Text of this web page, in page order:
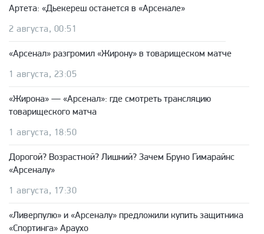
Артета: «Дьекереш останется в «Арсенале»
2 августа, 00:51
«Арсенал» разгромил «Жирону» в товарищеском матче
1 августа, 23:05
«Жирона» — «Арсенал»: где смотреть трансляцию
товарищеского матча
1 августа, 18:50
Дорогой? Возрастной? Лишний? Зачем Бруно Гимарайнс
«Арсеналу»
1 августа, 17:30
«Ливерпулю» и «Арсеналу» предложили купить защитника
«Спортинга» Араухо